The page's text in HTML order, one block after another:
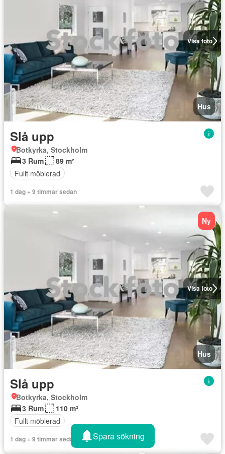
Visa foto
Hus
Slå upp
Botkyrka, Stockholm
3 Rum
89 m²
Fullt möblerad
1 dag + 9 timmar sedan
Visa foto
Ny
Hus
Slå upp
Botkyrka, Stockholm
3 Rum
110 m²
Fullt möblerad
1 dag + 9 timmar sedan Spara sökning